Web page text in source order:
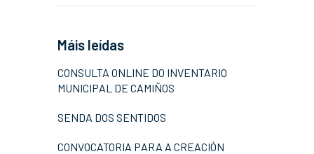
Máis leídas
CONSULTA ONLINE DO INVENTARIO
MUNICIPAL DE CAMIÑOS
SENDA DOS SENTIDOS
CONVOCATORIA PARA A CREACIÓN